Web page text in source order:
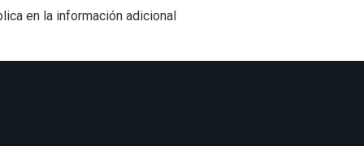
en la información adicional